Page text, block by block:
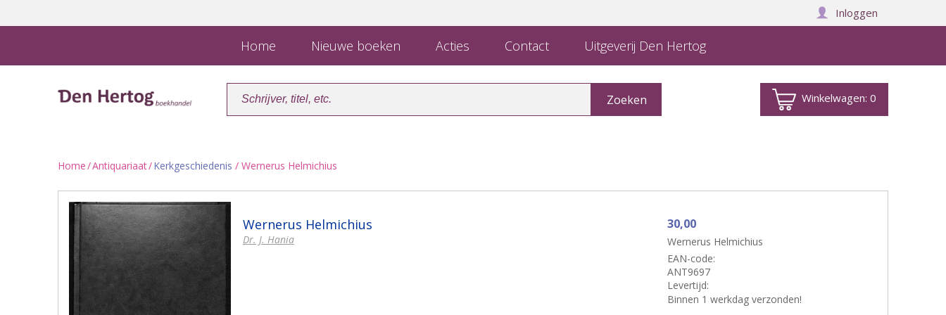
Inloggen
Home Nieuwe boeken Acties Contact Uitgeverij Den Hertog
Winkelwagen:0
Home/Antiquariaat/Kerkgeschiedenis / Wernerus Helmichius
Wernerus Helmichius
Dr. J. Hania
30,00
Wernerus Helmichius
EAN-code:
ANT9697
Levertijd:
Binnen 1 werkdag verzonden!